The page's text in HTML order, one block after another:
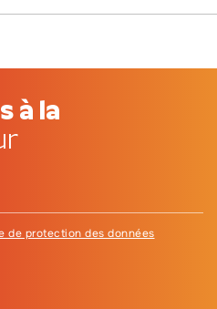
à la
de protection des données